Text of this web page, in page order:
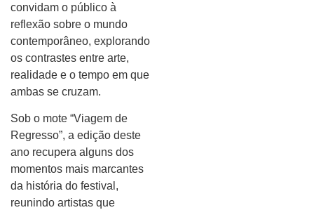
convidam o público à
reflexão sobre o mundo
contemporâneo, explorando
os contrastes entre arte,
realidade e o tempo em que
ambas se cruzam.
Sob o mote “Viagem de
Regresso”, a edição deste
ano recupera alguns dos
momentos mais marcantes
da história do festival,
reunindo artistas que